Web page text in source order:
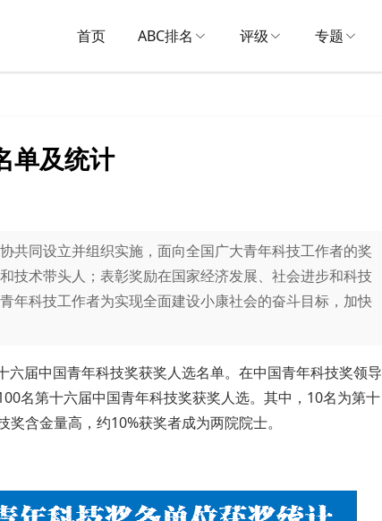
首页 ABC排名 评级 专题
单及统计
共同设立并组织实施，面向全国广大青年科技工作者的奖
技术带头人；表彰奖励在国家经济发展、社会进步和科技
年科技工作者为实现全面建设小康社会的奋斗目标，加快
届中国青年科技奖获奖人选名单。在中国青年科技奖领导
名第十六届中国青年科技奖获奖人选。其中，10名为第十
含金量高，约10%获奖者成为两院院士。